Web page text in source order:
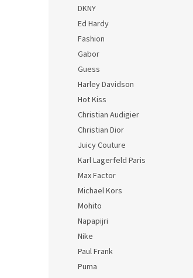
DKNY
Ed Hardy
Fashion
Gabor
Guess
Harley Davidson
Hot Kiss
Christian Audigier
Christian Dior
Juicy Couture
Karl Lagerfeld Paris
Max Factor
Michael Kors
Mohito
Napapijri
Nike
Paul Frank
Puma